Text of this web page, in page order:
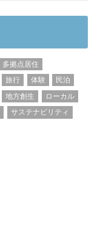
多拠点居住
旅行 体験
民泊
地方創生
ローカル
サステナビリティ